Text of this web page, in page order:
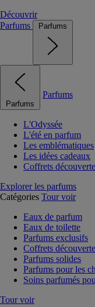
Découvrir
Parfums
Parfums
Parfums
Parfums
L'Odyssée
L'été en parfum
Les emblématiques
Les idées cadeaux
Coffrets découverte
Explorer les parfums
Catégories Tour voir
Eaux de parfum
Eaux de toilette
Parfums exclusifs
Coffrets découverte
Parfums solides
Parfums pour les
Soins parfumés
Tour voir